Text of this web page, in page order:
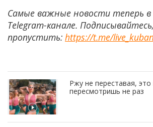
Самые важные новости теперь
Telegram-канале.
пропустить: https://t.me/
Ржу не переставая, это
пересмотришь не раз